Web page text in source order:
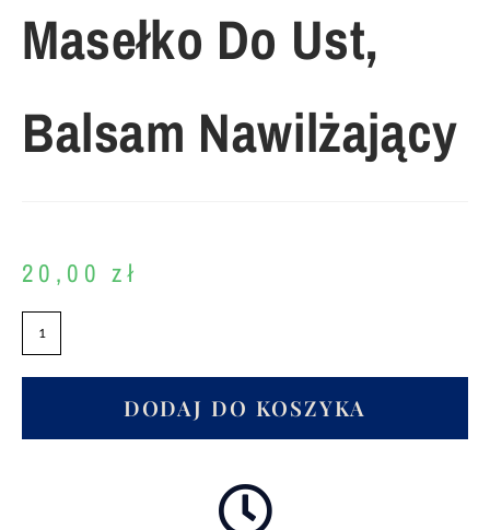
Masełko Do Ust,
Balsam Nawilżający
20,00zł
DODAJ DO KOSZYKA